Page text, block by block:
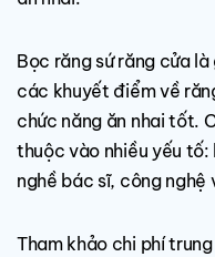
Bọc răng sứ răng cửa
các khuyết điểm về
chức năng ăn nhai tốt.
thuộc vào nhiều yếu tố:
nghề bác sĩ, công nghệ
Tham khảo chi phí